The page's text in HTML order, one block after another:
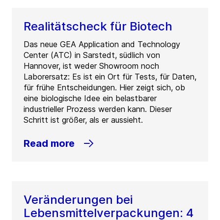
Realitätscheck für Biotech
Das neue GEA Application and Technology
Center (ATC) in Sarstedt, südlich von
Hannover, ist weder Showroom noch
Laborersatz: Es ist ein Ort für Tests, für Daten,
für frühe Entscheidungen. Hier zeigt sich, ob
eine biologische Idee ein belastbarer
industrieller Prozess werden kann. Dieser
Schritt ist größer, als er aussieht.
Read more
Veränderungen bei
Lebensmittelverpackungen: 4